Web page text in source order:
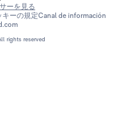
rights reserved
ーを見る
キーの規定Canal de información